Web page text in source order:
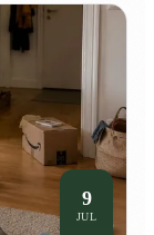
9
JUL